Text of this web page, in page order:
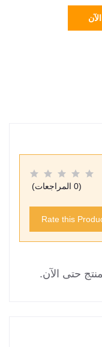
(0 المراجعات)
Rate this
حتى الآن.